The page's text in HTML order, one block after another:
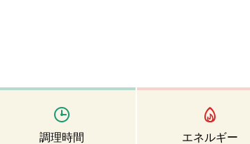
調理時間 エネルギー